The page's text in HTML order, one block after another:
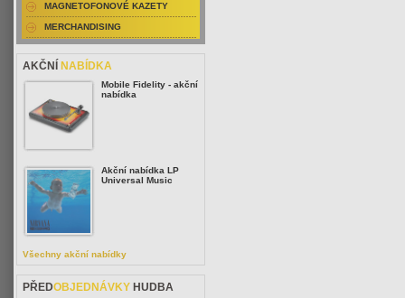
MAGNETOFONOVÉ KAZETY
MERCHANDISING
AKČNÍ NABÍDKA
Mobile Fidelity - akční
nabídka
Akční nabídka LP
Universal Music
Všechny akční nabídky
PŘEDOBJEDNÁVKY HUDBA